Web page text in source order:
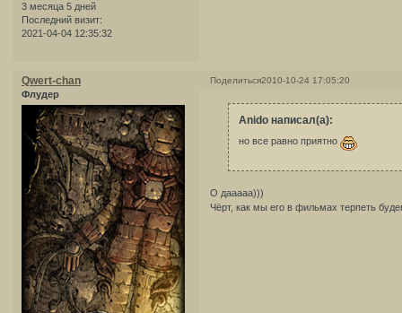
3 месяца 5 дней
Последний визит:
2021-04-04 12:35:32
Поделиться2010-10-24 17:05:20
Qwert-chan
Флудер
Anido написал(а):
но все равно приятно
О дааааа)))
Чёрт, как мы его в фильмах терпеть